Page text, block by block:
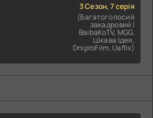
3 Сезон, 7 серія
(Багатоголосий
закадровий |
BaibaKoTV, MGG,
Цікава Ідея,
DniproFilm, Uaflix)